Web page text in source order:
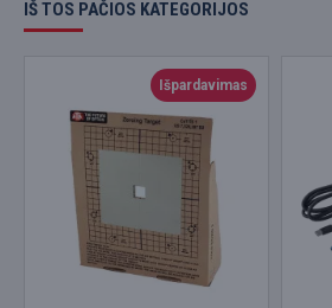
IŠ TOS PAČIOS KATEGORIJOS
Išpardavimas